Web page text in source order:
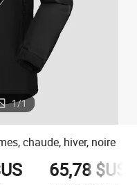
1/1
chaude, hiver, noire
65,78 $US